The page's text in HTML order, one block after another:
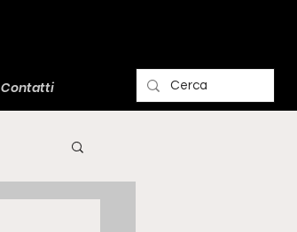
Contatti